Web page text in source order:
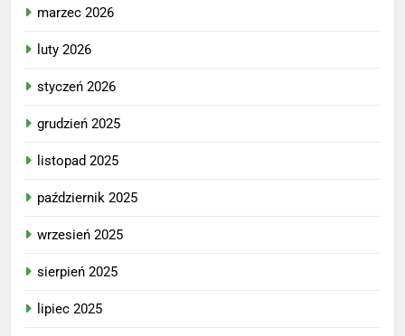
marzec 2026
luty 2026
styczeń 2026
grudzień 2025
listopad 2025
październik 2025
wrzesień 2025
sierpień 2025
lipiec 2025